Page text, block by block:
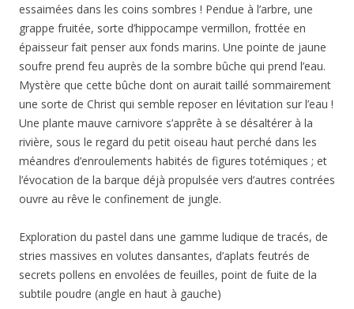
essaimées dans les coins sombres ! Pendue à l’arbre, une
grappe fruitée, sorte d’hippocampe vermillon, frottée en
épaisseur fait penser aux fonds marins. Une pointe de jaune
soufre prend feu auprès de la sombre bûche qui prend l’eau.
Mystère que cette bûche dont on aurait taillé sommairement
une sorte de Christ qui semble reposer en lévitation sur l’eau !
Une plante mauve carnivore s’apprête à se désaltérer à la
rivière, sous le regard du petit oiseau haut perché dans les
méandres d’enroulements habités de figures totémiques ; et
l’évocation de la barque déjà propulsée vers d’autres contrées
ouvre au rêve le confinement de jungle.
Exploration du pastel dans une gamme ludique de tracés, de
stries massives en volutes dansantes, d’aplats feutrés de
secrets pollens en envolées de feuilles, point de fuite de la
subtile poudre (angle en haut à gauche)